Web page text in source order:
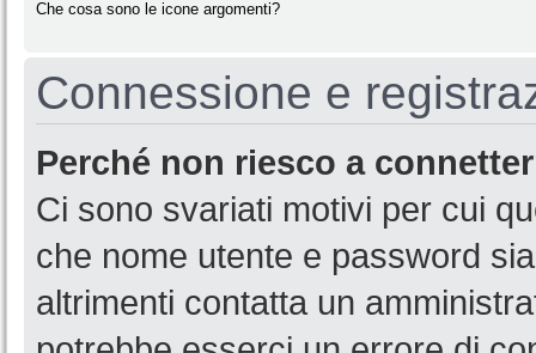
Che cosa sono le icone argomenti?
Connessione e
Perché non riesco a
Ci sono svariati motivi per cui
che nome utente e password
altrimenti contatta un